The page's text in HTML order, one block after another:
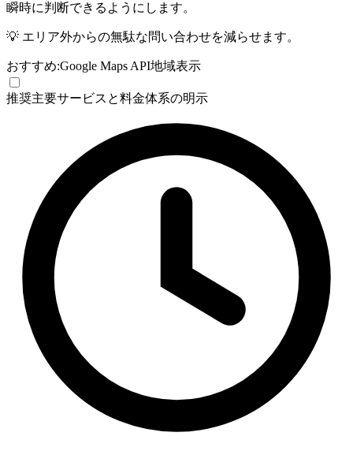
瞬時に判断できるようにします。
💡 エリア外からの無駄な問い合わせを減らせます。
おすすめ:Google Maps API地域表示
推奨主要サービスと料金体系の明示